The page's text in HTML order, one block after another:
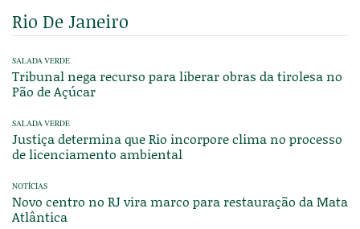
Rio De Janeiro
SALADA VERDE
Tribunal nega recurso para liberar obras da tirolesa no
Pão de Açúcar
SALADA VERDE
Justiça determina que Rio incorpore clima no processo
de licenciamento ambiental
NOTÍCIAS
Novo centro no RJ vira marco para restauração da Mata
Atlântica